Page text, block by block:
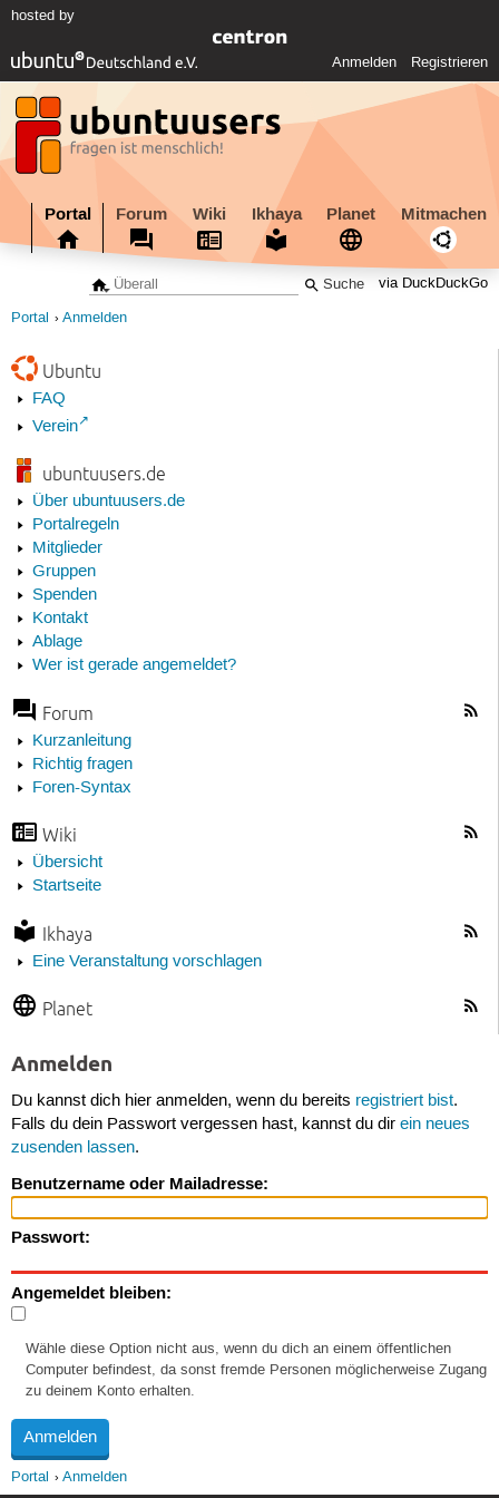
hosted by
Anmelden Registrieren
Portal Forum Wiki Ikhaya Planet Mitmachen
via DuckDuckGo
Portal Anmelden
Ubuntu
FAQ
Verein
ubuntuusers.de
Über ubuntuusers.de
Portalregeln
Mitglieder
Gruppen
Spenden
Kontakt
Ablage
Wer ist gerade angemeldet?
Forum
Kurzanleitung
Richtig fragen
Foren-Syntax
Wiki
Übersicht
Startseite
Ikhaya
Eine Veranstaltung vorschlagen
Planet
Anmelden
Du kannst dich hier anmelden, wenn du bereits registriert bist.
Falls du dein Passwort vergessen hast, kannst du dir ein neues
zusenden lassen.
Benutzername oder Mailadresse:
Passwort:
Angemeldet bleiben:
Wähle diese Option nicht aus, wenn du dich an einem öffentlichen
Computer befindest, da sonst fremde Personen möglicherweise Zugang
zu deinem Konto erhalten.
Portal Anmelden